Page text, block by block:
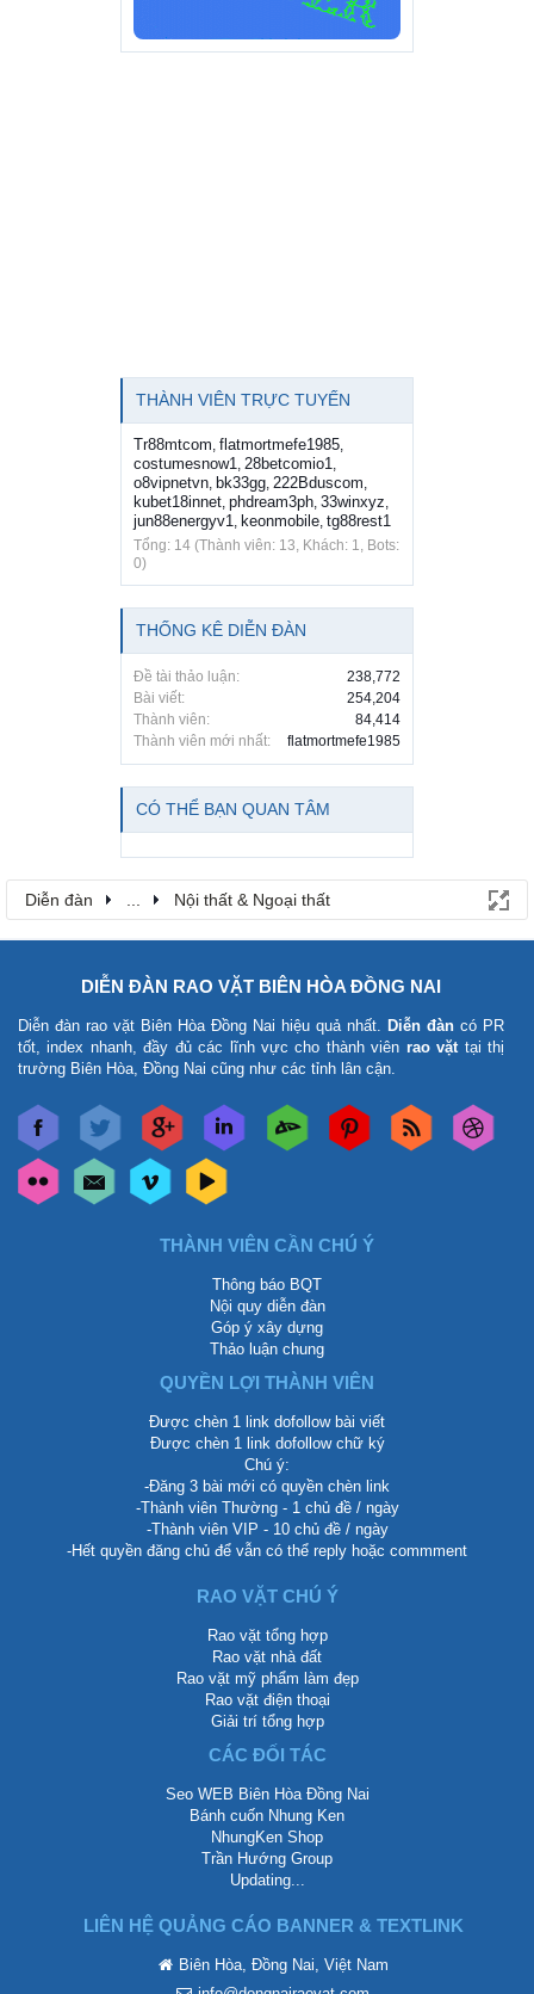
THÀNH VIÊN TRỰC TUYẾN
Tr88mtcom flatmortmefe1985
costumesnow1 28betcomio1
o8vipnetvn bk33gg 222Bduscom
kubet18innet phdream3ph 33winxyz
jun88energyv1 keonmobile tg88rest1
Tổng: 14 (Thành viên: 13, Khách: 1, Bots:
0)
THỐNG KÊ DIỄN ĐÀN
Đề tài thảo luận:
238,772
Bài viết:
254,204
Thành viên:
84,414
Thành viên mới nhất:
flatmortmefe1985
CÓ THỂ BẠN QUAN TÂM
Diễn đàn Nội thất & Ngoại thất
DIỄN ĐÀN RAO VẶT BIÊN HÒA ĐỒNG NAI
Diễn đàn rao vặt Biên Hòa Đồng Nai hiệu quả nhất. Diễn đàn có PR
tốt, index nhanh, đầy đủ các lĩnh vực cho thành viên rao vặt tại thị
trường Biên Hòa, Đồng Nai cũng như các tỉnh lân cận.
THÀNH VIÊN CẦN CHÚ Ý
Thông báo BQT
Nội quy diễn đàn
Góp ý xây dựng
Thảo luận chung
QUYỀN LỢI THÀNH VIÊN
Được chèn 1 link dofollow bài viết
Được chèn 1 link dofollow chữ ký
Chú ý:
-Đăng 3 bài mới có quyền chèn link
-Thành viên Thường - 1 chủ đề / ngày
-Thành viên VIP - 10 chủ đề / ngày
-Hết quyền đăng chủ để vẫn có thể reply hoặc commment
RAO VẶT CHÚ Ý
Rao vặt tổng hợp
Rao vặt nhà đất
Rao vặt mỹ phẩm làm đẹp
Rao vặt điện thoại
Giải trí tổng hợp
CÁC ĐỐI TÁC
Seo WEB Biên Hòa Đồng Nai
Bánh cuốn Nhung Ken
NhungKen Shop
Trần Hướng Group
Updating...
LIÊN HỆ QUẢNG CÁO BANNER & TEXTLINK
Biên Hòa, Đồng Nai, Việt Nam